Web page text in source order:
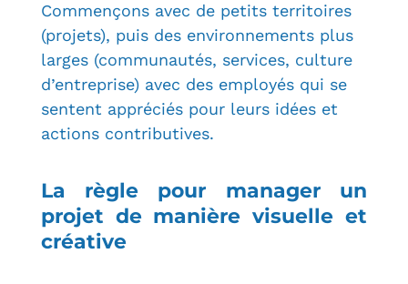
Commençons avec de petits territoires
(projets), puis des environnements plus
larges (communautés, services, culture
d’entreprise) avec des employés qui se
sentent appréciés pour leurs idées et
actions contributives.
La règle pour manager un
projet de manière visuelle et
créative